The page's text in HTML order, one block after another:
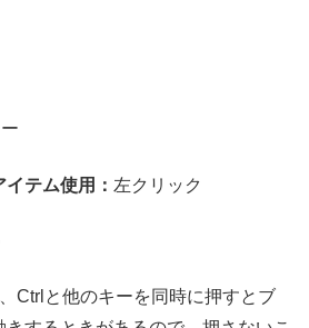
イテム使用： 左クリック
Ctrlと他のキーを同時に押すとブ